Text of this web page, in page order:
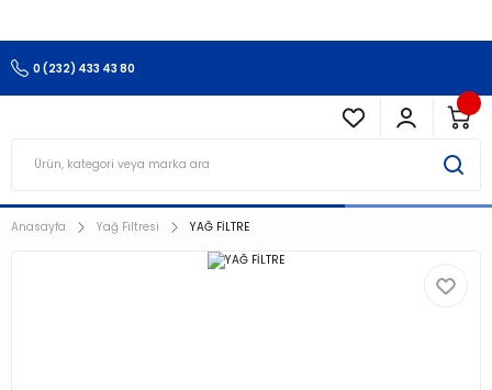
0 (232) 433 43 80
Anasayfa Yağ Filtresi YAĞ FİLTRE